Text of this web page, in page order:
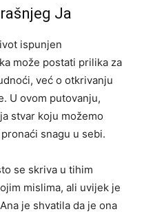
Ja
ispunjen
može postati prilika za
već o otkrivanju
U ovom putovanju,
stvar koju možemo
snagu u sebi.
se skriva u tihim
mislima, ali uvijek je
je shvatila da je ona